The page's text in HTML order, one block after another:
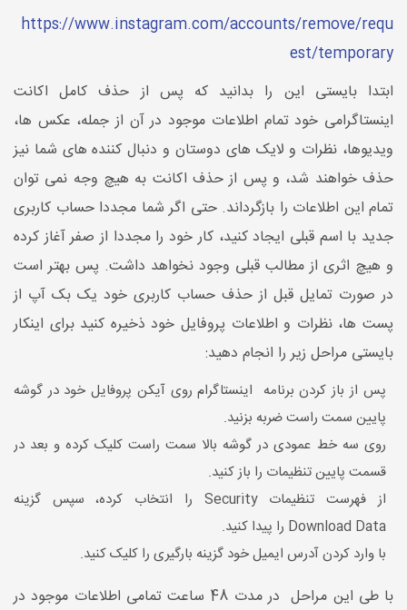
https://www.instagram.com/accounts/remove/requ
est/temporary
ابتدا بایستی این را بدانید که پس از حذف کامل اکانت
اینستاگرامی خود تمام اطلاعات موجود در آن از جمله، عکس ها،
ویدیوها، نظرات و لایک های دوستان و دنبال کننده های شما نیز
حذف خواهند شد، و پس از حذف اکانت به هیچ وجه نمی توان
تمام این اطلاعات را بازگرداند. حتی اگر شما مجددا حساب کاربری
جدید با اسم قبلی ایجاد کنید، کار خود را مجددا از صفر آغاز کرده
و هیچ اثری از مطالب قبلی وجود نخواهد داشت. پس بهتر است
در صورت تمایل قبل از حذف حساب کاربری خود یک بک آپ از
پست ها، نظرات و اطلاعات پروفایل خود ذخیره کنید برای اینکار
بایستی مراحل زیر را انجام دهید:
پس از باز کردن برنامه اینستاگرام روی آیکن پروفایل خود در گوشه
پایین سمت راست ضربه بزنید.
روی سه خط عمودی در گوشه بالا سمت راست کلیک کرده و بعد در
قسمت پایین تنظیمات را باز کنید.
از فهرست تنظیمات Security را انتخاب کرده، سپس گزینه
Download Data را پیدا کنید.
با وارد کردن آدرس ایمیل خود گزینه بارگیری را کلیک کنید.
با طی این مراحل در مدت 48 ساعت تمامی اطلاعات موجود در